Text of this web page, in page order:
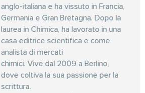
anglo-italiana e ha vissuto in Francia,
Germania e Gran Bretagna. Dopo la
laurea in Chimica, ha lavorato in una
casa editrice scientifica e come
analista di mercati
chimici. Vive dal 2009 a Berlino,
dove coltiva la sua passione per la
scrittura.